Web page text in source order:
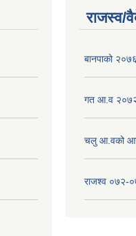
राजस्व/
बानपाको
गत आ.व
चलु आ.वको
राजश्व ०७२-